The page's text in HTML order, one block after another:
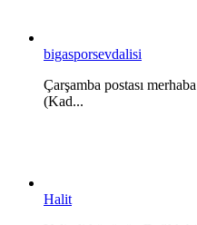
bigasporsevdalisi
Çarşamba postası
(Kad...
Halit